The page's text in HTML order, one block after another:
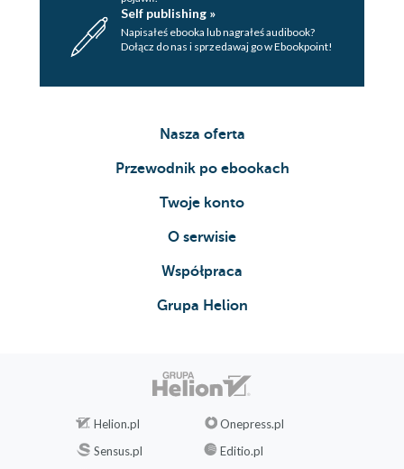
Self publishing »
Napisałeś ebooka lub nagrałeś audibook?
Dołącz do nas i sprzedawaj go w Ebookpoint!
Nasza oferta
Przewodnik po ebookach
Twoje konto
O serwisie
Współpraca
Grupa Helion
Helion.pl
Onepress.pl
Sensus.pl
Editio.pl